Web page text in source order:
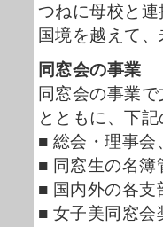
つねに母校と
国境を越えて
同窓会の事業
同窓会の事業
とともに、下
■ 総会・理事会
■ 同窓生の名簿
■ 国内外の各支
■ 女子美同窓会